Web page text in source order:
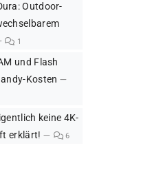
Outdoor-
1
und Flash
Kosten
keine 4K-
erklärt!
6